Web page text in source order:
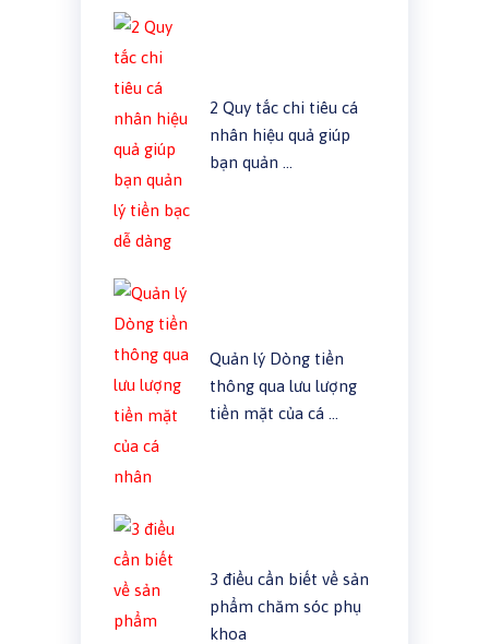
2 Quy tắc chi tiêu cá
nhân hiệu quả giúp
bạn quản …
Quản lý Dòng tiền
thông qua lưu lượng
tiền mặt của cá …
3 điều cần biết về sản
phẩm chăm sóc phụ
khoa